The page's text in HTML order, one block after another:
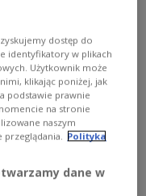
dostęp do
identyfikatory w plikach
Użytkownik może
klikając poniżej, jak
podstawie prawnie
na stronie
naszym
Polityka
dane w